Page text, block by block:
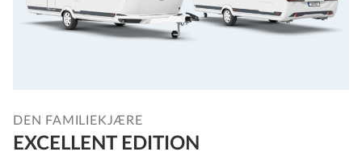
DEN FAMILIEKJÆRE
EXCELLENT EDITION